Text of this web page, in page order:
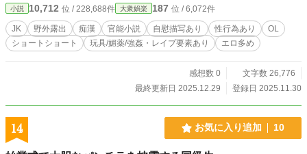
小説 10,712 位 / 228,688件 大衆娯楽 187 位 / 6,072件
JK 野外露出 痴漢 官能小説 自慰描写あり 性行為あり
OL
ショートショート
玩具/媚薬/強姦・レイプ要素あり エロ多め
感想数 0
文字数 26,776
最終更新日 2025.12.29
登録日 2025.11.30
14 お気に入り追加 10